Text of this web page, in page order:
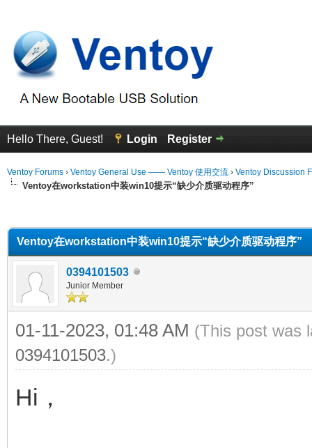
Hello There, Guest! Login Register
Ventoy Forums › Ventoy General Use —— Ventoy 使用交流 › Ventoy Discussion
Ventoy在workstation中装win10提示“缺少介质驱动程序”
Ventoy在workstation中装win10提示“缺少介质驱动程序”
0394101503
Junior Member
01-11-2023, 01:48 AM (This post was
0394101503.)
Hi，